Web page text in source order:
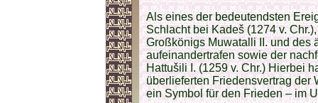
Als eines der bedeutendsten
Schlacht bei Kadeš (1274 v.
Großkönigs Muwatalli II. und des
aufeinandertrafen sowie der
Hattušili I. (1259 v. Chr.) Hierbei
überlieferten Friedensvertrag der
ein Symbol für den Frieden – im